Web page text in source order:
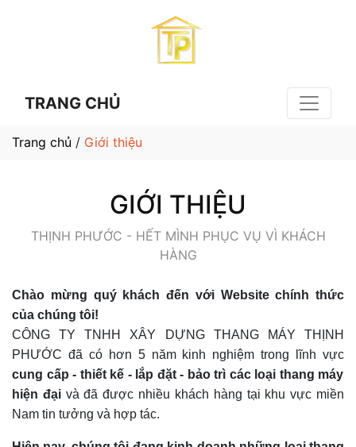
TRANG CHỦ
Trang chủ / Giới thiệu
GIỚI THIỆU
THỊNH PHƯỚC - HẾT MÌNH PHỤC VỤ VÌ KHÁCH
HÀNG
Chào mừng quý khách đến với Website chính thức
của chúng tôi!
CÔNG TY TNHH XÂY DỰNG THANG MÁY THỊNH
PHƯỚC đã có hơn 5 năm kinh nghiệm trong lĩnh vực
cung cấp - thiết kế - lắp đặt - bảo trì các loại thang máy
hiện đạivà đã được nhiều khách hàng tại khu vực miền
Nam tin tưởng và hợp tác.